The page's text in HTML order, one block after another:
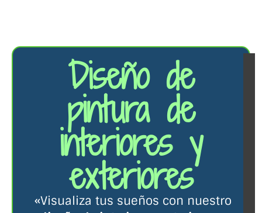
Diseño de
pintura de
interiores y
exteriores
«Visualiza tus sueños con nuestro